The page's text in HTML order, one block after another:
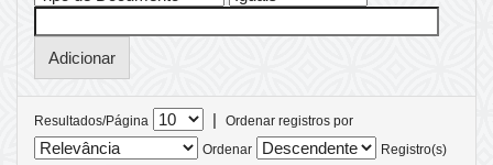
Resultados/Página |
Ordenar registros por
Ordenar
Registro(s)